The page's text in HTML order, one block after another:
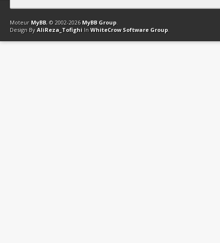
Contact Club Affiliation Retourner en haut Version bas-débit
Moteur MyBB, © 2002-2026 MyBB Group.
Design By AliReza_Tofighi In WhiteCrow Software Group.